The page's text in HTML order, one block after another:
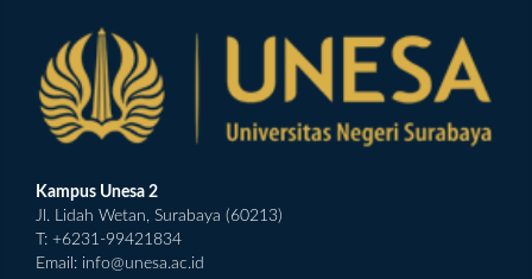
Kampus Unesa 2
Jl. Lidah Wetan, Surabaya (60213)
T: +6231-99421834
Email: info@unesa.ac.id